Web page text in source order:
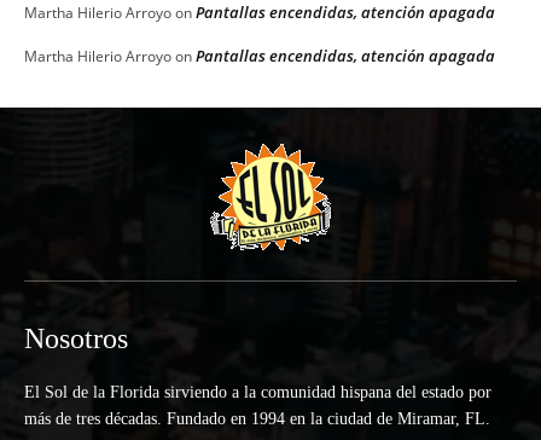
Martha Hilerio ArroyoonPantallas encendidas, atención apagada
Martha Hilerio ArroyoonPantallas encendidas, atención apagada
Nosotros
El Sol de la Florida sirviendo a la comunidad hispana del estado por
más de tres décadas. Fundado en 1994 en la ciudad de Miramar, FL.